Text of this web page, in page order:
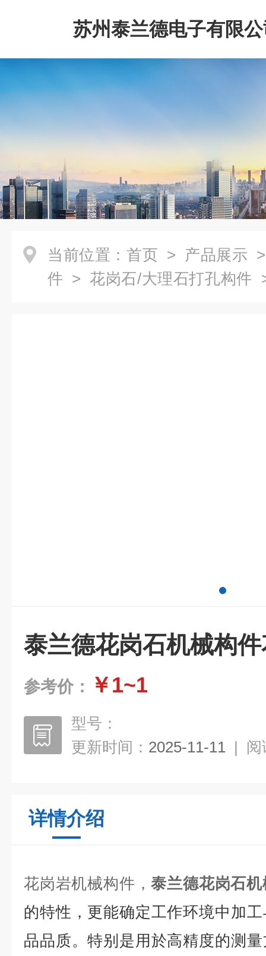
苏州泰兰德电子有限
当前位置： 首页 > 产品展示
件 > 花岗石/大理石打孔构件
泰兰德花岗石机械构
参考价： ￥1~1
型号：
更新时间： 2025-11-11 | 阅
详情介绍
花岗岩机械构件，泰兰德花岗石
的特性，更能确定工作环境中加
品品质。特别是用於高精度的测